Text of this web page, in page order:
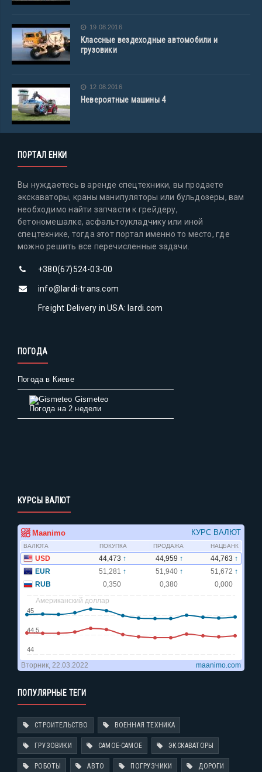
19.08.2016
Классные вездеходные автомобили и
грузовики
12.08.2016
Невероятные машины 4
ПОРТАЛ ЕНКИ
Вы нуждаетесь в аренде спецтехники, вы продаете
экскаваторы, краны манипуляторы или бульдозеры, вам
необходимо найти запчасти к грейдеру,
бетономешалке, асфальтоукладчику или иной
спецтехнике, тогда этот портал именно то место, где
можно решить все перечисленные задачи.
+380(67)524-03-00
info@lardi-trans.com
Freight Delivery in USA: lardi.com
ПОГОДА
Погода в Киеве
Gismeteo
Погода на 2 недели
КУРСЫ ВАЛЮТ
ПОПУЛЯРНЫЕ ТЕГИ
СТРОИТЕЛЬСТВО ВОЕННАЯ ТЕХНИКА
ГРУЗОВИКИ САМОЕ-САМОЕ ЭКСКАВАТОРЫ
РОБОТЫ АВТО ПОГРУЗЧИКИ ДОРОГИ